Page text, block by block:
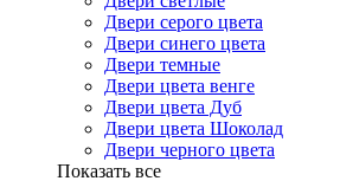
Двери серого цвета
Двери синего цвета
Двери темные
Двери цвета венге
Двери цвета Дуб
Двери цвета Шоколад
Двери черного цвета
Показать все